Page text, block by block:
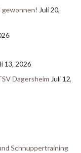
gewonnen! Juli 20,
13, 2026
Dagersheim Juli 12,
Schnuppertraining